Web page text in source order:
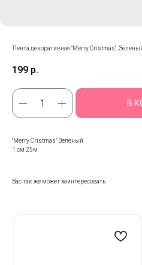
Лента декоративная "Merry Cristmas",
199 р.
В
"Merry Cristmas" Зеленый
1 см 25м
Вас так же может заинтересовать